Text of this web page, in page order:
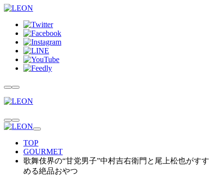
TOP
GOURMET
歌舞伎界の“甘党男子”中村吉右衛門と尾上松也がすす
める絶品おやつ